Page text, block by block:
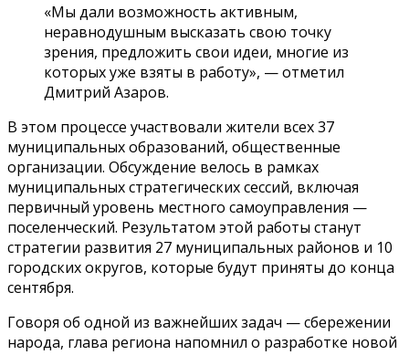
«Мы дали возможность активным,
неравнодушным высказать свою точку
зрения, предложить свои идеи, многие из
которых уже взяты в работу», — отметил
Дмитрий Азаров.
В этом процессе участвовали жители всех 37
муниципальных образований, общественные
организации. Обсуждение вел­ось в рамках
муниципальных стратегических сессий, включая
первичный уровень местного самоуправления —
поселенческий. Результатом этой работы станут
стратегии развития 27 муниципальных районов и 10
городских округов, которые будут приняты до конца
сентября.
Говоря об одной из важнейших задач — сбережении
народа, глава региона напомнил о разработке новой